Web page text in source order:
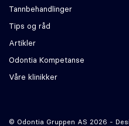
Tannbehandlinger
Tips og råd
Artikler
Odontia Kompetanse
Våre klinikker
© Odontia Gruppen AS 2026 -